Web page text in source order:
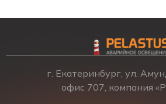
г. Екатеринбург, ул.
офис 707, компания